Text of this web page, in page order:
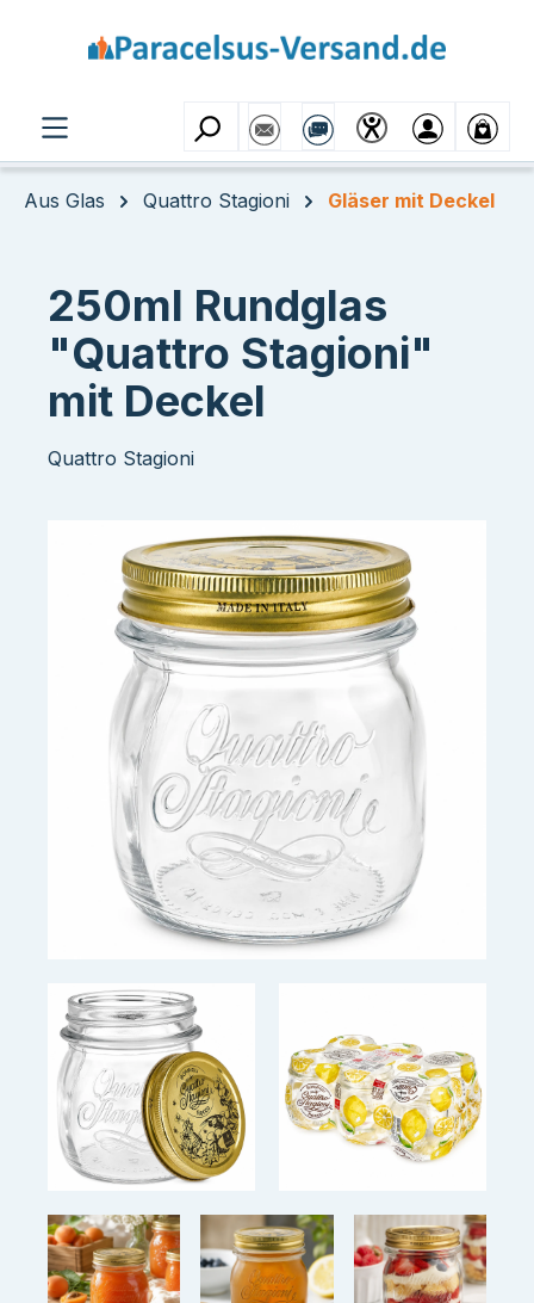
Aus Glas Quattro Stagioni Gläser mit Deckel
250ml Rundglas
"Quattro Stagioni"
mit Deckel
Quattro Stagioni